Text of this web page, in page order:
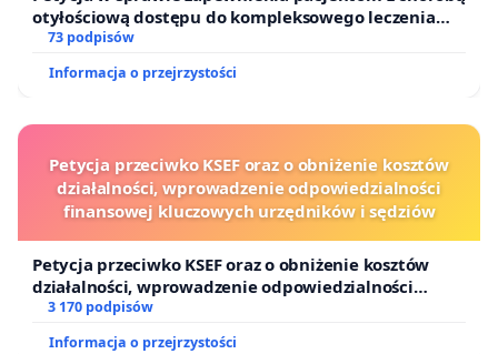
otyłościową dostępu do kompleksowego leczenia
oraz programów profilaktycznych.
73 podpisów
Informacja o przejrzystości
Petycja przeciwko KSEF oraz o obniżenie kosztów
działalności, wprowadzenie odpowiedzialności
finansowej kluczowych urzędników i sędziów
Petycja przeciwko KSEF oraz o obniżenie kosztów
działalności, wprowadzenie odpowiedzialności
finansowej kluczowych urzędników i sędziów
3 170 podpisów
Informacja o przejrzystości